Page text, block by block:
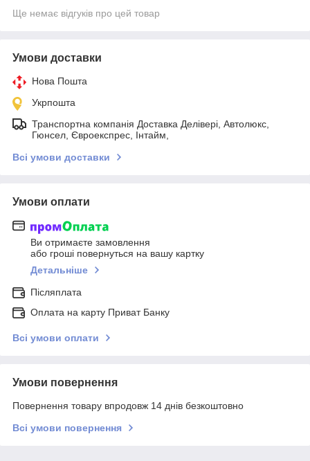
Ще немає відгуків про цей товар
Умови доставки
Нова Пошта
Укрпошта
Транспортна компанія Доставка Делівері, Автолюкс,
Гюнсел, Євроекспрес, Інтайм,
Всі умови доставки
Умови оплати
Ви отримаєте замовлення
або гроші повернуться на вашу картку
Детальніше
Післяплата
Оплата на карту Приват Банку
Всі умови оплати
Умови повернення
Повернення товару впродовж 14 днів безкоштовно
Всі умови повернення